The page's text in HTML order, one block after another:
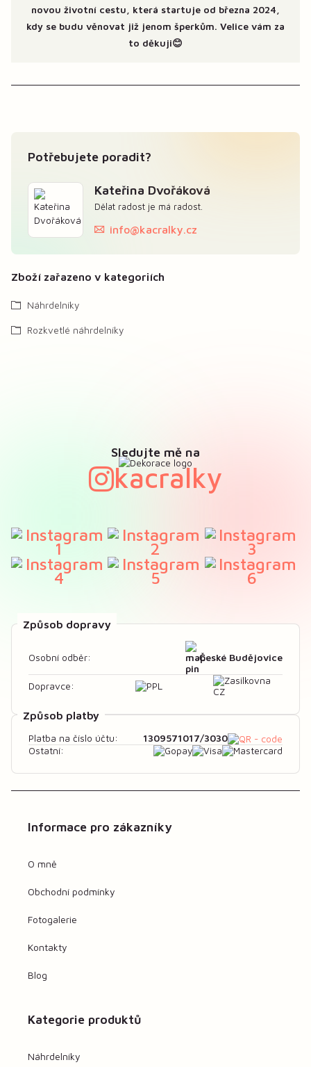
novou životní cestu, která startuje od března 2024,
kdy se budu věnovat již jenom šperkům. Velice vám za
to děkuji😊
Potřebujete poradit?
Kateřina Dvořáková
Dělat radost je má radost.
info@kacralky.cz
Zboží zařazeno v kategoriích
Náhrdelníky
Rozkvetlé náhrdelníky
Sledujte mě na
kacralky
Způsob dopravy
Osobní odběr: České Budějovice
Dopravce:
Způsob platby
Platba na číslo účtu: 1309571017/3030
Ostatní:
Informace pro zákazníky
O mně
Obchodní podmínky
Fotogalerie
Kontakty
Blog
Kategorie produktů
Náhrdelníky